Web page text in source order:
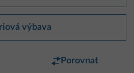
výbava
Porovnat